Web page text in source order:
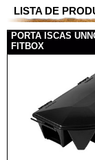
LISTA DE
PORTA ISCAS
FITBOX